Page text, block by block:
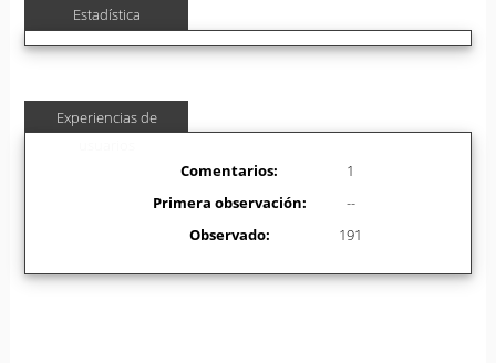
Estadística
Experiencias de
Comentarios:
1
Primera observación:
--
Observado:
191